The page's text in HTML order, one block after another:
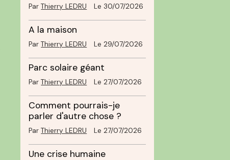
ParThierry LEDRU Le 30/07/2026
A la maison
ParThierry LEDRU Le 29/07/2026
Parc solaire géant
ParThierry LEDRU Le 27/07/2026
Comment pourrais-je
parler d'autre chose ?
ParThierry LEDRU Le 27/07/2026
Une crise humaine